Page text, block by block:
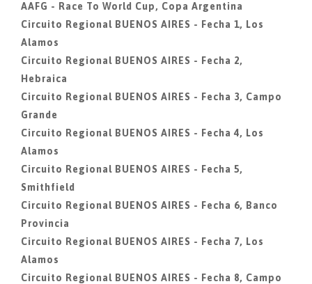
AAFG - Race To World Cup, Copa Argentina
Circuito Regional BUENOS AIRES - Fecha 1, Los
Alamos
Circuito Regional BUENOS AIRES - Fecha 2,
Hebraica
Circuito Regional BUENOS AIRES - Fecha 3, Campo
Grande
Circuito Regional BUENOS AIRES - Fecha 4, Los
Alamos
Circuito Regional BUENOS AIRES - Fecha 5,
Smithfield
Circuito Regional BUENOS AIRES - Fecha 6, Banco
Provincia
Circuito Regional BUENOS AIRES - Fecha 7, Los
Alamos
Circuito Regional BUENOS AIRES - Fecha 8, Campo